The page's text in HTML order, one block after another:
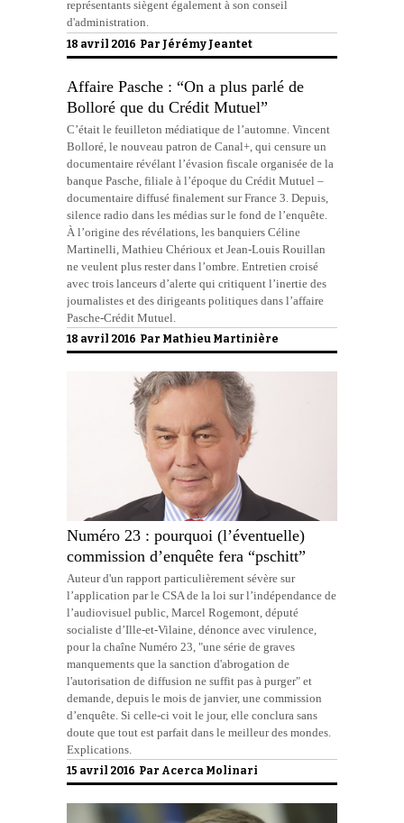
représentants siègent également à son conseil
d'administration.
18 avril 2016 Par Jérémy Jeantet
Affaire Pasche : “On a plus parlé de
Bolloré que du Crédit Mutuel”
C’était le feuilleton médiatique de l’automne. Vincent
Bolloré, le nouveau patron de Canal+, qui censure un
documentaire révélant l’évasion fiscale organisée de la
banque Pasche, filiale à l’époque du Crédit Mutuel –
documentaire diffusé finalement sur France 3. Depuis,
silence radio dans les médias sur le fond de l’enquête.
À l’origine des révélations, les banquiers Céline
Martinelli, Mathieu Chérioux et Jean-Louis Rouillan
ne veulent plus rester dans l’ombre. Entretien croisé
avec trois lanceurs d’alerte qui critiquent l’inertie des
journalistes et des dirigeants politiques dans l’affaire
Pasche-Crédit Mutuel.
18 avril 2016 Par Mathieu Martinière
Numéro 23 : pourquoi (l’éventuelle)
commission d’enquête fera “pschitt”
Auteur d'un rapport particulièrement sévère sur
l’application par le CSA de la loi sur l’indépendance de
l’audiovisuel public, Marcel Rogemont, député
socialiste d’Ille-et-Vilaine, dénonce avec virulence,
pour la chaîne Numéro 23, "une série de graves
manquements que la sanction d'abrogation de
l'autorisation de diffusion ne suffit pas à purger" et
demande, depuis le mois de janvier, une commission
d’enquête. Si celle-ci voit le jour, elle conclura sans
doute que tout est parfait dans le meilleur des mondes.
Explications.
15 avril 2016 Par Acerca Molinari